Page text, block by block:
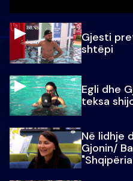
Gjesti
shtëpi
Egli dhe
teksa
Në lidhje
Gjonin/